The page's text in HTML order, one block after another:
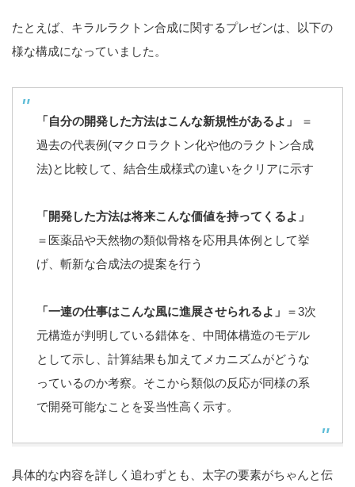
たとえば、キラルラクトン合成に関するプレゼンは、以下の
様な構成になっていました。
「自分の開発した方法はこんな新規性があるよ」
＝
過去の代表例(マクロラクトン化や他のラクトン合成
法)と比較して、結合生成様式の違いをクリアに示す
「開発した方法は将来こんな価値を持ってくるよ」
＝医薬品や天然物の類似骨格を応用具体例として挙
げ、斬新な合成法の提案を行う
「一連の仕事はこんな風に進展させられるよ」
＝3次
元構造が判明している錯体を、中間体構造のモデル
として示し、計算結果も加えてメカニズムがどうな
っているのか考察。そこから類似の反応が同様の系
で開発可能なことを妥当性高く示す。
具体的な内容を詳しく追わずとも、太字の要素がちゃんと伝